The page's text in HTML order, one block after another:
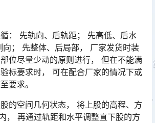
： 先轨向、后轨距； 先高低、后水
； 先整体、后局部， 厂家发货时装
位尽量少动的原则进行， 但在不能满
标要求时， 可在配合厂家的情况下或
要求。󠅅󠅃󠄵󠅂󠄪󠇖󠆨󠆨󠇕󠆞󠆒󠅬󠇘󠆭󠆘󠇙󠆝󠅵󠇗󠆭󠆁󠄐󠇗󠅹󠅸󠇖󠆍󠅳󠇖󠅹󠅰󠇖󠆌󠅹
的空间几何状态， 将上股的高程、方
， 再通过轨距和水平调整直下股的方